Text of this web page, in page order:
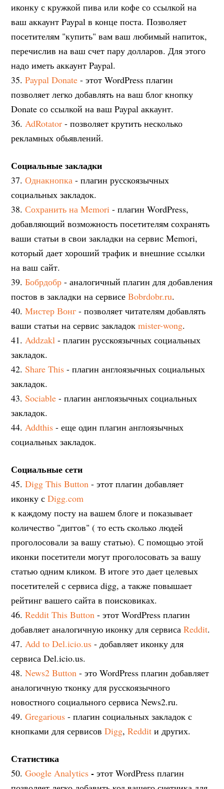
иконку с кружкой пива или кофе со ссылкой на
ваш аккаунт Paypal в конце поста. Позволяет
посетителям "купить" вам ваш любимый напиток,
перечислив на ваш счет пару долларов. Для этого
надо иметь аккаунт Paypal.
35.Paypal Donate - этот WordPress плагин
позволяет легко добавлять на ваш блог кнопку
Donate со ссылкой на ваш Paypal аккаунт.
36.AdRotator - позволяет крутить несколько
рекламных обьявлений.
Социальные закладки
37.Однакнопка - плагин русскоязычных
социальных закладок.
38.Сохранить на Memori - плагин WordPress,
добавляющий возможность посетителям сохранять
ваши статьи в свои закладки на сервис Memori,
который дает хороший трафик и внешние ссылки
на ваш сайт.
39.Бобрдобр - аналогичный плагин для добавления
постов в закладки на сервисеBobrdobr.ru.
40.Мистер Вонг - позволяет читателям добавлять
ваши статьи на сервис закладокmister-wong.
41.Addzakl - плагин русскоязычных социальных
закладок.
42.Share This - плагин англоязычных социальных
закладок.
43.Sociable - плагин англоязычных социальных
закладок.
44.Addthis - еще один плагин англоязычных
социальных закладок.
Социальные сети
45.Digg This Button - этот плагин добавляет
иконку сDigg.com
к каждому посту на вашем блоге и показывает
количество "диггов" ( то есть сколько людей
проголосовали за вашу статью). С помощью этой
иконки посетители могут проголосовать за вашу
статью одним кликом. В итоге это дает целевых
посетителей с сервиса digg, а также повышает
рейтинг вашего сайта в поисковиках.
46.Reddit This Button - этот WordPress плагин
добавляет аналогичную иконку для сервисаReddit.
47.Add to Del.icio.us - добавляет иконку для
сервиса Del.icio.us.
48.News2 Button - это WordPress плагин добавляет
аналогичную тконку для русскоязычного
новостного социального сервиса News2.ru.
49.Gregarious - плагин социальных закладок с
кнопками для сервисовDigg,Reddit и других.
Статистика
50.Google Analytics -этот WordPress плагин